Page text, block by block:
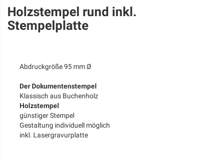
Holzstempel rund inkl.
Stempelplatte
Abdruckgröße 95 mm Ø
Der Dokumentenstempel
Klassisch aus Buchenholz
Holzstempel
günstiger Stempel
Gestaltung individuell möglich
inkl. Lasergravurplatte